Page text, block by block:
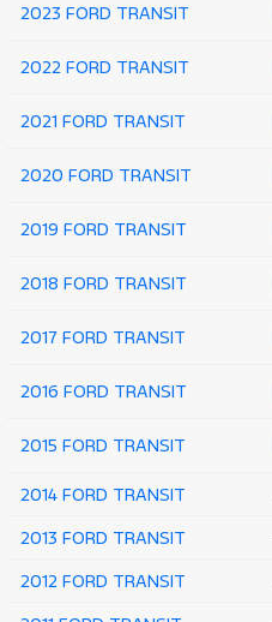
KASALI
300
FWD
EKSTRA
ŞASI
350 ED
UZUN
ARKA
VAN
L
350 L
TAVAN
2023 FORD TRANSIT
2022 FORD TRANSIT
2021 FORD TRANSIT
2020 FORD TRANSIT
2019 FORD TRANSIT
2018 FORD TRANSIT
2017 FORD TRANSIT
2016 FORD TRANSIT
2015 FORD TRANSIT
2014 FORD TRANSIT
2013 FORD TRANSIT
2012 FORD TRANSIT